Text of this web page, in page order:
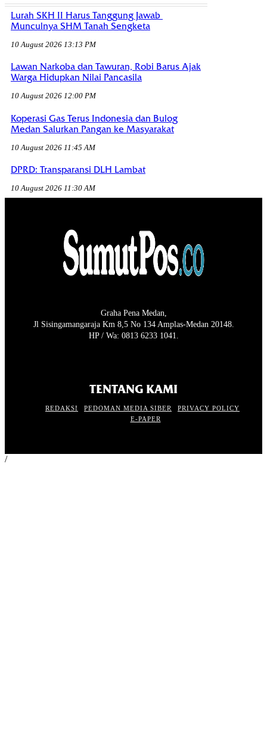
Lurah SKH II Harus Tanggung Jawab
Munculnya SHM Tanah Sengketa
10 August 2026 13:13 PM
Lawan Narkoba dan Tawuran, Robi Barus Ajak
Warga Hidupkan Nilai Pancasila
10 August 2026 12:00 PM
Koperasi Gas Terus Indonesia dan Bulog
Medan Salurkan Pangan ke Masyarakat
10 August 2026 11:45 AM
DPRD: Transparansi DLH Lambat
10 August 2026 11:30 AM
Graha Pena Medan,
Jl Sisingamangaraja Km 8,5 No 134 Amplas-Medan 20148.
HP / Wa: 0813 6233 1041.
TENTANG KAMI
REDAKSI PEDOMAN MEDIA SIBER
PRIVACY POLICY
E-PAPER
/